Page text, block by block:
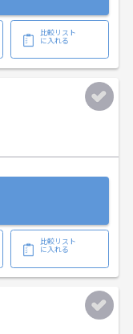
比較リスト
に入れる
比較リスト
に入れる